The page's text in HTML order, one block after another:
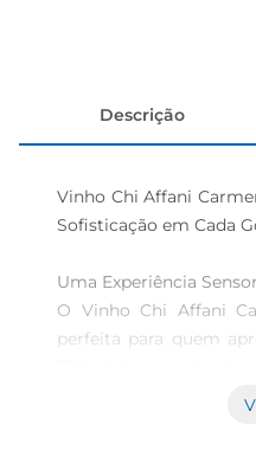
Descrição
Vinho Chi Affani
Sofisticação em Cada
Uma Experiência
O Vinho Chi Affani
perfeita para quem
essência a riqueza do